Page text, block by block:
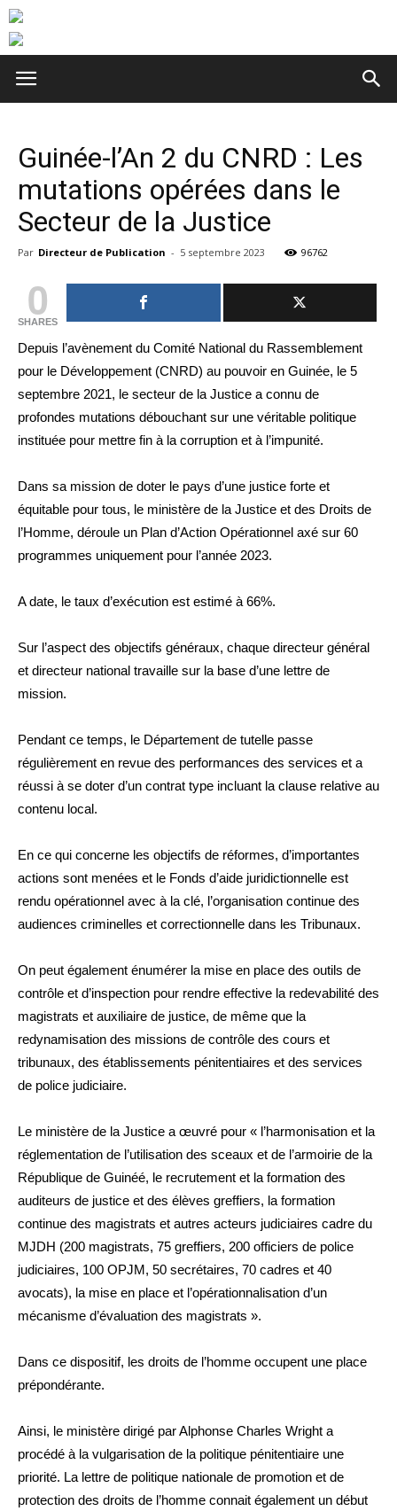
Guinée-l’An 2 du CNRD : Les
mutations opérées dans le
Secteur de la Justice
Par Directeur de Publication - 5 septembre 2023 96762
0
SHARES
Depuis l’avènement du Comité National du Rassemblement
pour le Développement (CNRD) au pouvoir en Guinée, le 5
septembre 2021, le secteur de la Justice a connu de
profondes mutations débouchant sur une véritable politique
instituée pour mettre fin à la corruption et à l’impunité.
Dans sa mission de doter le pays d’une justice forte et
équitable pour tous, le ministère de la Justice et des Droits de
l’Homme, déroule un Plan d’Action Opérationnel axé sur 60
programmes uniquement pour l’année 2023.
A date, le taux d’exécution est estimé à 66%.
Sur l’aspect des objectifs généraux, chaque directeur général
et directeur national travaille sur la base d’une lettre de
mission.
Pendant ce temps, le Département de tutelle passe
régulièrement en revue des performances des services et a
réussi à se doter d’un contrat type incluant la clause relative au
contenu local.
En ce qui concerne les objectifs de réformes, d’importantes
actions sont menées et le Fonds d’aide juridictionnelle est
rendu opérationnel avec à la clé, l’organisation continue des
audiences criminelles et correctionnelle dans les Tribunaux.
On peut également énumérer la mise en place des outils de
contrôle et d’inspection pour rendre effective la redevabilité des
magistrats et auxiliaire de justice, de même que la
redynamisation des missions de contrôle des cours et
tribunaux, des établissements pénitentiaires et des services
de police judiciaire.
Le ministère de la Justice a œuvré pour « l’harmonisation et la
réglementation de l’utilisation des sceaux et de l’armoirie de la
République de Guinéé, le recrutement et la formation des
auditeurs de justice et des élèves greffiers, la formation
continue des magistrats et autres acteurs judiciaires cadre du
MJDH (200 magistrats, 75 greffiers, 200 officiers de police
judiciaires, 100 OPJM, 50 secrétaires, 70 cadres et 40
avocats), la mise en place et l’opérationnalisation d’un
mécanisme d’évaluation des magistrats ».
Dans ce dispositif, les droits de l’homme occupent une place
prépondérante.
Ainsi, le ministère dirigé par Alphonse Charles Wright a
procédé à la vulgarisation de la politique pénitentiaire une
priorité. La lettre de politique nationale de promotion et de
protection des droits de l’homme connait également un début